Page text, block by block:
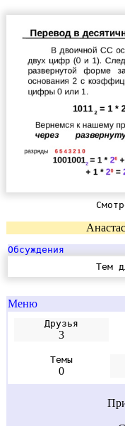
Обсуждения
Тем
Меню
Друзья
3
Темы
0